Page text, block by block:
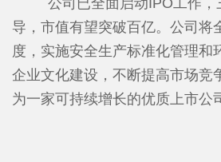
年产25000吨电子级氢氟酸生产
准，产品质量在国内处于领先地
金石氟业年销售收入将达到12亿
元，项目全部达产后，年销售收
专利、83个实用新型专利。参与
规范》及《高纯氟化铵溶液》两
并已发布。
导，市值有望突破百亿。 公司将
度，实施安全生产标准化管理和
企业文化建设，不断提高市场竞
为一家可持续增长的优质上市公